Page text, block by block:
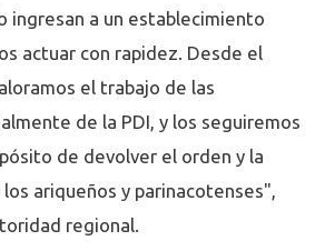
ingresan a un establecimiento
actuar con rapidez. Desde el
el trabajo de las
de la PDI, y los seguiremos
de devolver el orden y la
ariqueños y parinacotenses",
regional.